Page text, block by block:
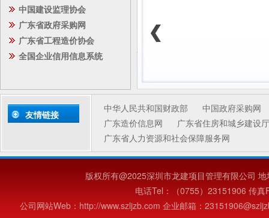
中国建设监理协会
广东省政府采购网
广东省工程造价协会
全国企业信用信息系统
友情链接
中华人民共和国财政部
中国政府采购网
广东造价信息网
广东省住房和城乡建设厅
广东省人力资源和社会保障服务网
版权所有@2025深圳市龙建项目管理有限公司
电话Tel：（0755）23151906 传
公司网站Web：http://www.szljzb.com 企业邮箱：